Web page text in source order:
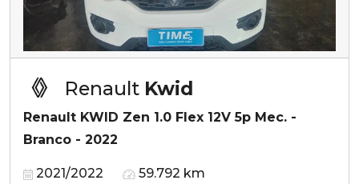
Renault Kwid
Renault KWID Zen 1.0 Flex 12V 5p Mec. -
Branco - 2022
2021/2022 59.792 km